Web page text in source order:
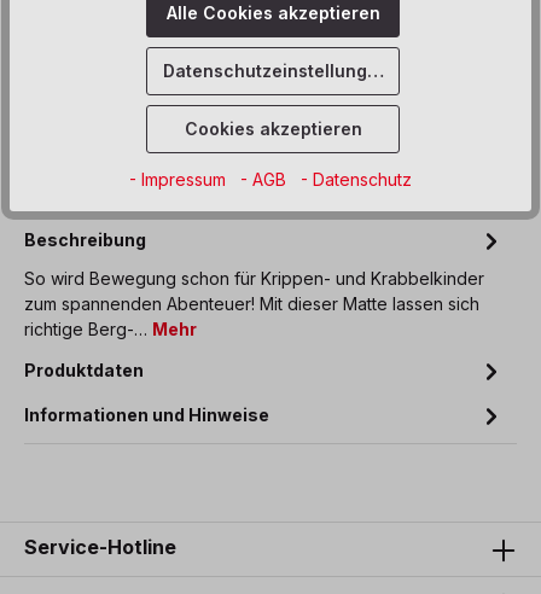
Produkt Anzahl: Gib den
In den Warenkorb
Sofort verfügbar, Lieferzeit: 6 Wochen
Zum Merkzettel hinzufügen
Beschreibung
So wird Bewegung schon für Krippen- und Krabbelkinder
zum spannenden Abenteuer! Mit dieser Matte lassen sich
richtige Berg-… Mehr
Produktdaten
Informationen und Hinweise
Service-Hotline
Alle Cookies akzeptieren
Datenschutzeinstellungen
Cookies akzeptieren
- Impressum - AGB - Datenschutz